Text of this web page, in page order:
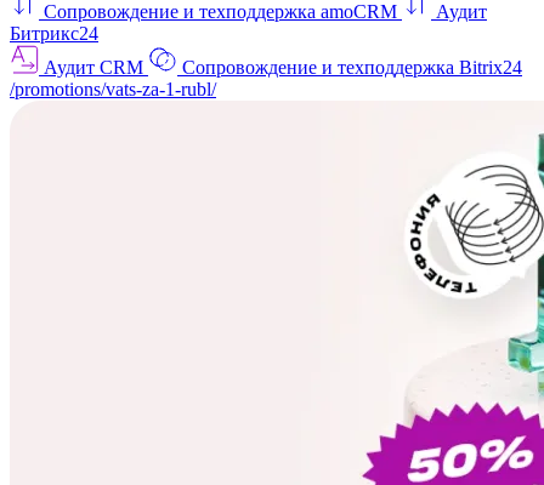
Сопровождение и техподдержка amoCRM
Аудит
Битрикс24
Аудит CRM
Сопровождение и техподдержка Bitrix24
/promotions/vats-za-1-rubl/